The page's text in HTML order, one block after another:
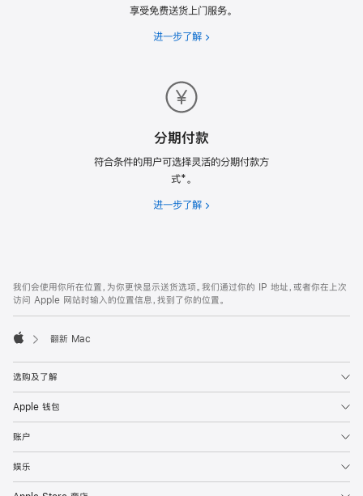
享受免费送货上门服务。
进一步了解 免
分期付款
符合条件的用户可选择灵活的分期付款方
式*。
进一步了解 分
页
页
脚
注
我们会使用你所在位置，为你更快显示送货选项。我们通过你的 IP 地址，或者你在上次
访问 Apple 网站时输入的位置信息，找到了你的位置。
翻新 Mac
选购及了解
Apple 钱包
账户
娱乐